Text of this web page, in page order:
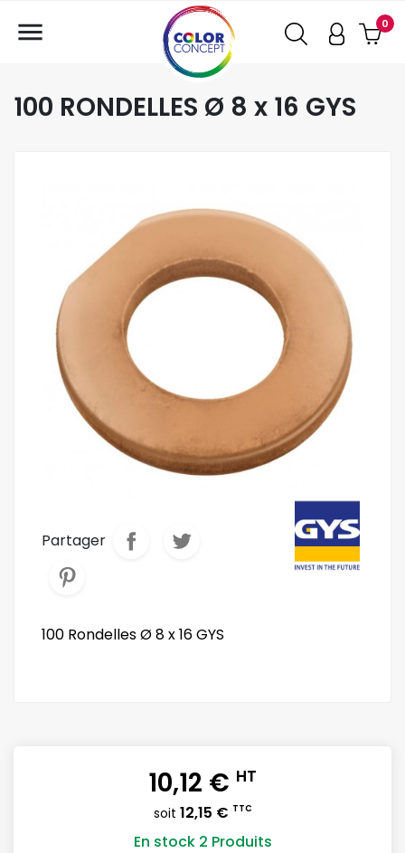
0

100 RONDELLES Ø 8 x 16 GYS
Partager
100 Rondelles Ø 8 x 16 GYS
10,12 € HT
soit 12,15 € TTC
En stock 2 Produits